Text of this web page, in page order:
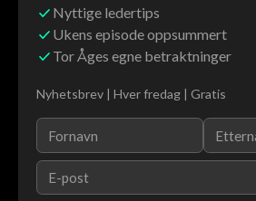
Nyttige ledertips
Ukens episode oppsummert
Tor Åges egne betraktninger
Nyhetsbrev | Hver fredag | Gratis